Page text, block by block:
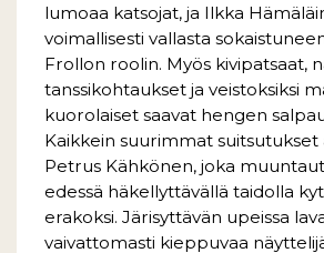
lumoaa katsojat, ja Ilkka
voimallisesti vallasta
Frollon roolin. Myös kivipatsaat,
tanssikohtaukset ja veistoksiksi
kuorolaiset saavat hengen
Kaikkein suurimmat suitsutukset
Petrus Kähkönen, joka
edessä häkellyttävällä taidolla
erakoksi. Järisyttävän upeissa
vaivattomasti kieppuvaa